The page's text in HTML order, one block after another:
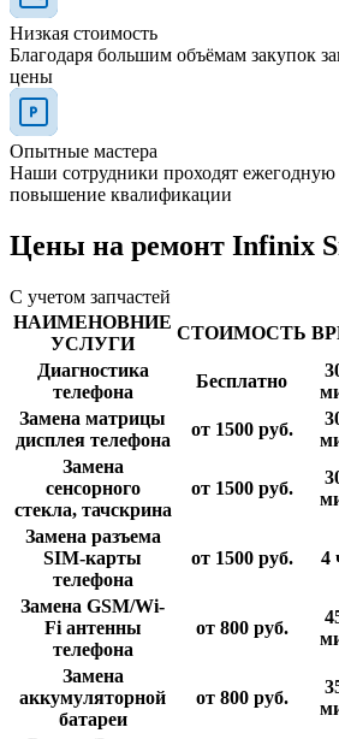
Низкая стоимость
Благодаря большим объёмам закупок
цены
Опытные мастера
Наши сотрудники проходят
повышение квалификации
Цены на ремонт Infinix
С учетом запчастей
НАИМЕНОВНИЕ
УСЛУГИ
СТОИМОСТЬ
Диагностика
телефона
Бесплатно
Замена матрицы
дисплея телефона
от 1500руб.
Замена
сенсорного
стекла, тачскрина
от 1500руб.
Замена разъема
SIM-карты
телефона
от 1500руб. 4
Замена GSM/Wi-
Fi антенны
телефона
от 800руб.
Замена
аккумуляторной
батареи
от 800руб.